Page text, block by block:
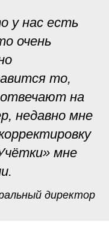
у нас есть
очень
то,
на
недавно мне
мне
директор